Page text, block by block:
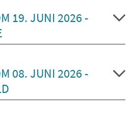
19. JUNI 2026 -
08. JUNI 2026 -